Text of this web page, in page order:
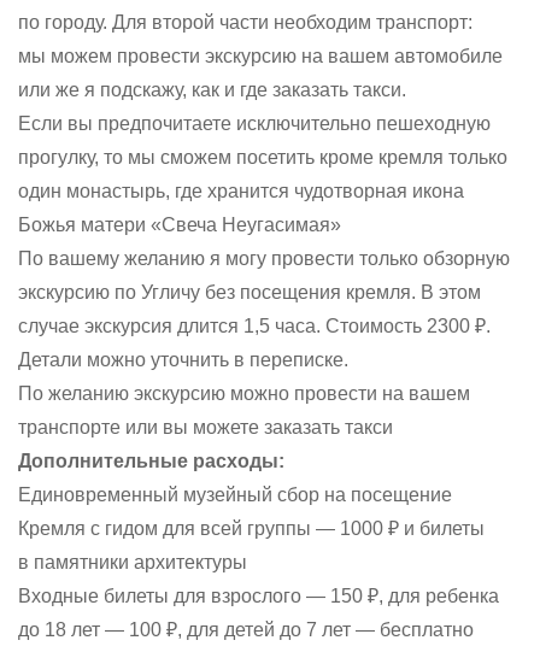
по городу. Для второй части необходим транспорт:
мы можем провести экскурсию на вашем автомобиле
или же я подскажу, как и где заказать такси.
Если вы предпочитаете исключительно пешеходную
прогулку, то мы сможем посетить кроме кремля только
один монастырь, где хранится чудотворная икона
Божья матери «Свеча Неугасимая»
По вашему желанию я могу провести только обзорную
экскурсию по Угличу без посещения кремля. В этом
случае экскурсия длится 1,5 часа. Стоимость 2300 ₽.
Детали можно уточнить в переписке.
По желанию экскурсию можно провести на вашем
транспорте или вы можете заказать такси
Дополнительные расходы:
Единовременный музейный сбор на посещение
Кремля с гидом для всей группы — 1000 ₽ и билеты
в памятники архитектуры
Входные билеты для взрослого — 150 ₽, для ребенка
до 18 лет — 100 ₽, для детей до 7 лет — бесплатно